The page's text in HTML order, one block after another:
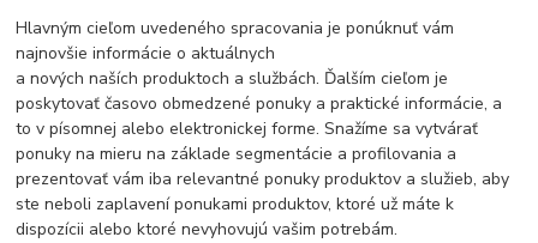
Hlavným cieľom uvedeného spracovania je ponúknuť vám
najnovšie informácie o aktuálnych
a nových naších produktoch a službách. Ďalším cieľom je
poskytovať časovo obmedzené ponuky a praktické informácie, a
to v písomnej alebo elektronickej forme. Snažíme sa vytvárať
ponuky na mieru na základe segmentácie a profilovania a
prezentovať vám iba relevantné ponuky produktov a služieb, aby
ste neboli zaplavení ponukami produktov, ktoré už máte k
dispozícii alebo ktoré nevyhovujú vašim potrebám.